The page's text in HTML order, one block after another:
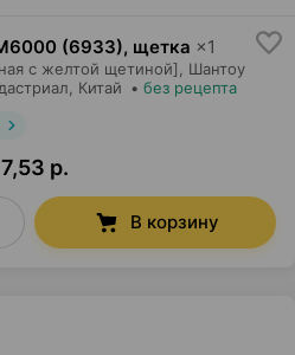
(6933), щетка ×1
с желтой щетиной],
Шантоу
, Китай • без рецепта
р.
В корзину